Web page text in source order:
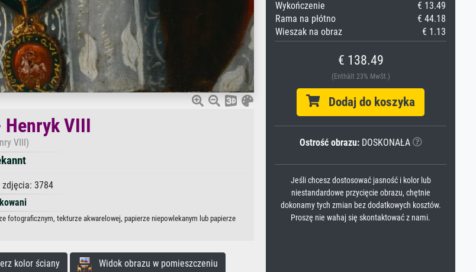
Henryk VIII
VIII)
3784
fotograficznym, tekturze akwarelowej, papierze niepowlekanym lub papierze
kolor ściany Widok obrazu w pomieszczeniu
Wykończenie
€ 13.49
Rama na płótno
€ 44.18
Wieszak na obraz
€ 1.13
€ 138.49
(Enthält 23% MwSt.)
Dodaj do koszyka
Ostrość obrazu:DOSKONAŁA
Jeśli chcesz dostosować jasność i kolor lub
niestandardowe przycięcie obrazu, chętnie
dokonamy tych zmian bez dodatkowych kosztów.
Proszę nie wahaj się skontaktować z nami.